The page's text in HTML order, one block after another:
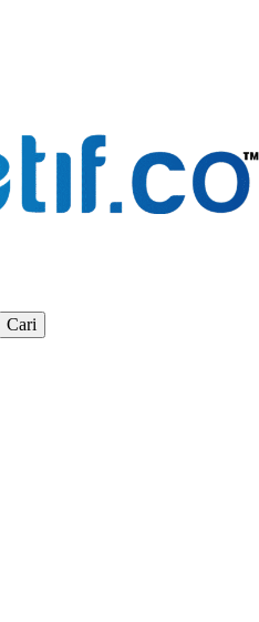
Cari